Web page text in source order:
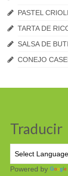
PASTEL
TARTA DE
SALSA DE
CONEJO
Traducir
Powered by